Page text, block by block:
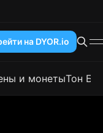
на DYOR.io
и монетыТон